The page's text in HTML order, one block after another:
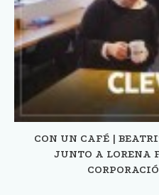
CON UN CAFÉ |
JUNTO A LORENA